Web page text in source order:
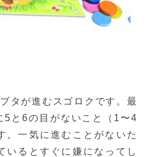
タが進むスゴロクです。最
5と6の目がないこと（1〜4
。一気に進むことがないた
いるとすぐに嫌になってし